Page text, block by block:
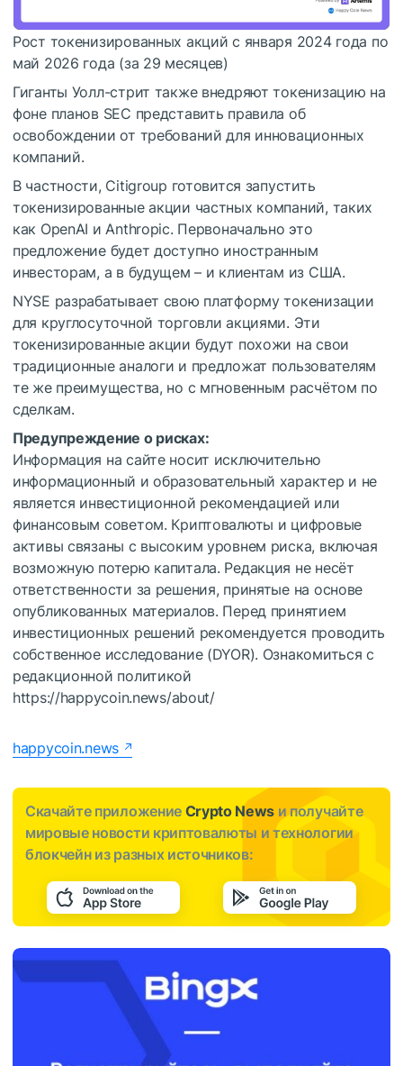
Рост токенизированных акций с января 2024 года по
май 2026 года (за 29 месяцев)
Гиганты Уолл-стрит также внедряют токенизацию на
фоне планов SEC представить правила об
освобождении от требований для инновационных
компаний.
В частности, Citigroup готовится запустить
токенизированные акции частных компаний, таких
как OpenAI и Anthropic. Первоначально это
предложение будет доступно иностранным
инвесторам, а в будущем – и клиентам из США.
NYSE разрабатывает свою платформу токенизации
для круглосуточной торговли акциями. Эти
токенизированные акции будут похожи на свои
традиционные аналоги и предложат пользователям
те же преимущества, но с мгновенным расчётом по
сделкам.
Предупреждение о рисках:
Информация на сайте носит исключительно
информационный и образовательный характер и не
является инвестиционной рекомендацией или
финансовым советом. Криптовалюты и цифровые
активы связаны с высоким уровнем риска, включая
возможную потерю капитала. Редакция не несёт
ответственности за решения, принятые на основе
опубликованных материалов. Перед принятием
инвестиционных решений рекомендуется проводить
собственное исследование (DYOR). Ознакомиться с
редакционной политикой
https://happycoin.news/about/
happycoin.news
Скачайте приложение Crypto News и получайте
мировые новости криптовалюты и технологии
блокчейн из разных источников: